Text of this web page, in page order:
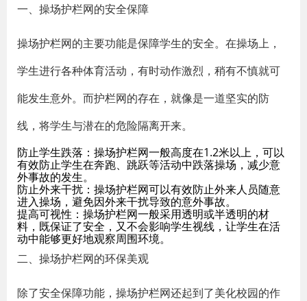
一、操场护栏网的安全保障
操场护栏网的主要功能是保障学生的安全。在操场上，
学生进行各种体育活动，有时动作激烈，稍有不慎就可
能发生意外。而护栏网的存在，就像是一道坚实的防
线，将学生与潜在的危险隔离开来。
防止学生跌落：操场护栏网一般高度在1.2米以上，可以
有效防止学生在奔跑、跳跃等活动中跌落操场，减少意
外事故的发生。
防止外来干扰：操场护栏网可以有效防止外来人员随意
进入操场，避免因外来干扰导致的意外事故。
提高可视性：操场护栏网一般采用透明或半透明的材
料，既保证了安全，又不会影响学生视线，让学生在活
动中能够更好地观察周围环境。
二、操场护栏网的环保美观
除了安全保障功能，操场护栏网还起到了美化校园的作